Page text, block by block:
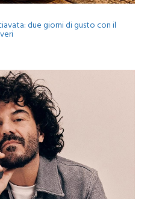
due giorni di gusto con il